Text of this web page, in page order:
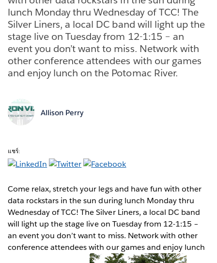
lunch Monday thru Wednesday of TCC! The
Silver Liners, a local DC band will light up the
stage live on Tuesday from 12-1:15 – an
event you don’t want to miss. Network with
other conference attendees with our games
and enjoy lunch on the Potomac River.
Allison Perry
แชร์:
Come relax, stretch your legs and have fun with other
data rockstars in the sun during lunch Monday thru
Wednesday of TCC! The Silver Liners, a local DC band
will light up the stage live on Tuesday from 12-1:15 –
an event you don’t want to miss. Network with other
conference attendees with our games and enjoy lunch